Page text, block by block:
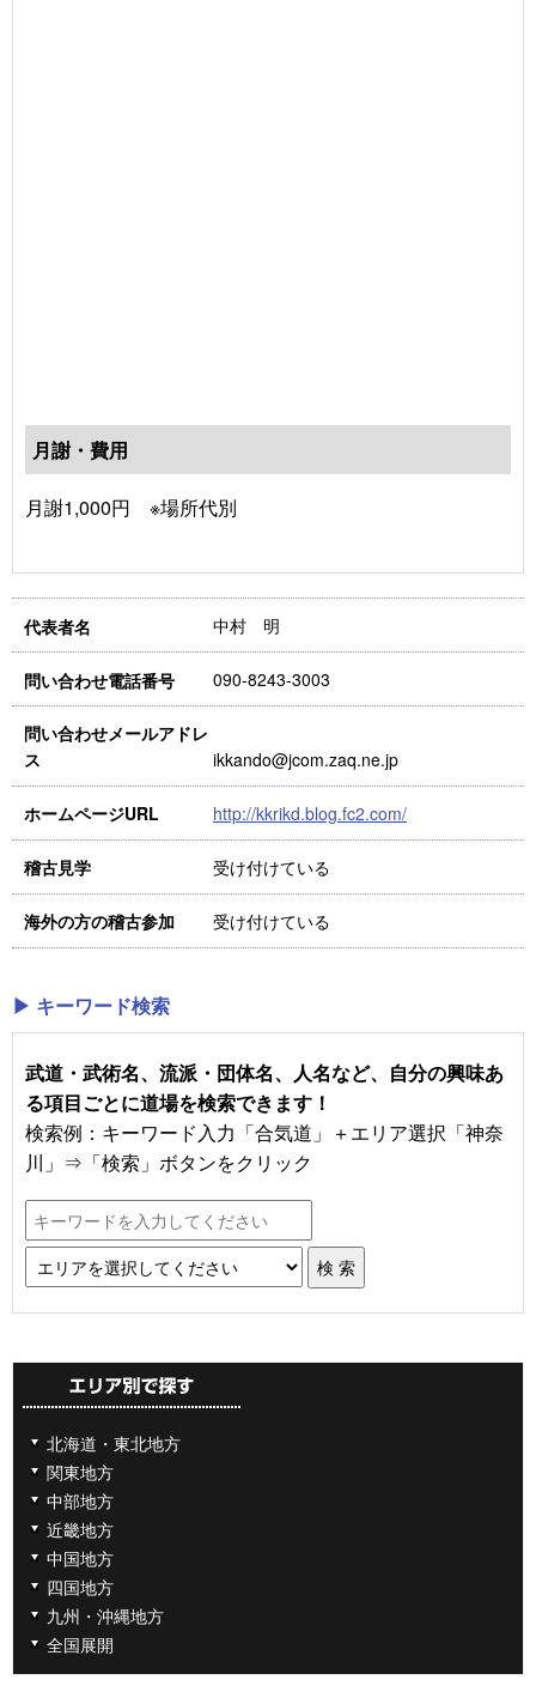
月謝・費用
月謝1,000円 ※場所代別
代表者名 中村 明
問い合わせ電話番号 090-8243-3003
問い合わせメールアドレ
ス
ikkando@jcom.zaq.ne.jp
ホームページURL http://kkrikd.blog.fc2.com/
稽古見学 受け付けている
海外の方の稽古参加 受け付けている
▶ キーワード検索
武道・武術名、流派・団体名、人名など、自分の興味あ
る項目ごとに道場を検索できます！
検索例：キーワード入力「合気道」＋エリア選択「神奈
川」⇒「検索」ボタンをクリック
北海道・東北地方
関東地方
中部地方
近畿地方
中国地方
四国地方
九州・沖縄地方
全国展開